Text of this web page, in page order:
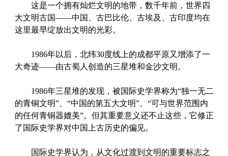
这是一个拥有灿烂文明的地带，数千年前，世界四
大文明古国——中国、古巴比伦、古埃及、古印度均在
这里最早绽放出文明的光彩。
1986年以后，北纬30度线上的成都平原又增添了一
大奇迹——由古蜀人创造的三星堆和金沙文明。
1986年三星堆的发现，被国际史学界称为“独一无二
的青铜文明”、“中国的第五大文明”、“可与世界范围内
的任何青铜器媲美”。但其重要意义还不止这些，它修正
了国际史学界对中国上古历史的偏见。
国际史学界认为，从文化过渡到文明的重要标志之